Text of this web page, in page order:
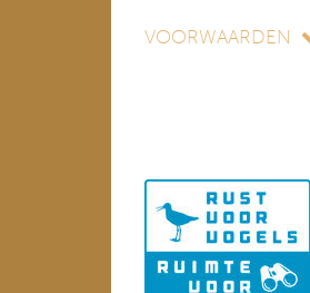
VOORWAARDEN